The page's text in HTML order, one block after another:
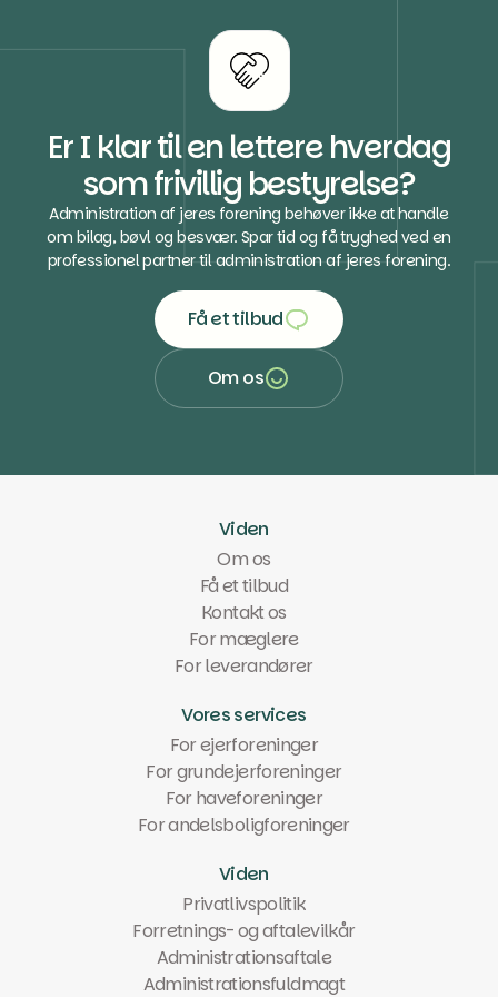
Er I klar til en lettere hverdag
som frivillig bestyrelse?
Administration af jeres forening behøver ikke at handle
om bilag, bøvl og besvær. Spar tid og få tryghed ved en
professionel partner til administration af jeres forening.
Få et tilbud
Få et tilbud
Om os
Om os
Viden
Om os
Få et tilbud
Kontakt os
For mæglere
For leverandører
Vores services
For ejerforeninger
For grundejerforeninger
For haveforeninger
For andelsboligforeninger
Viden
Privatlivspolitik
Forretnings- og aftalevilkår
Administrationsaftale
Administrationsfuldmagt